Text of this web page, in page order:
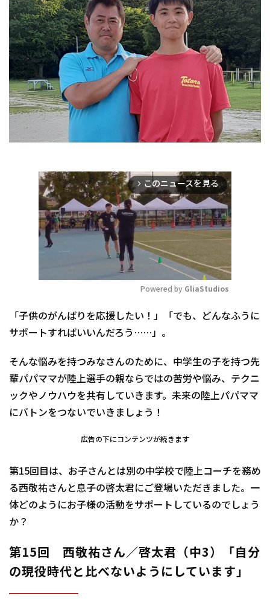
arrow_forward_ios このニュースを見る
Mute
Powered by GliaStudios
「子供のがんばりを応援したい！」「でも、どんなふうに
サポートすればいいんだろう……」。
そんな悩みを持つみなさんのために、中学生の子を持つ先
輩パパママが陸上選手の親ならではの苦労や悩み、テクニ
ックやノウハウを共有していきます。未来の陸上パパママ
にバトンをつないでいきましょう！
広告の下にコンテンツが続きます
第15回目は、お子さんとは別の中学校で陸上コーチを務め
る西敬祐さんと息子の啓太君にご登場いただきました。一
体どのようにお子様の活動をサポートしているのでしょう
か？
第15回 西敬祐さん／啓太君（中3）「自分
の現役時代と比べないようにしています」